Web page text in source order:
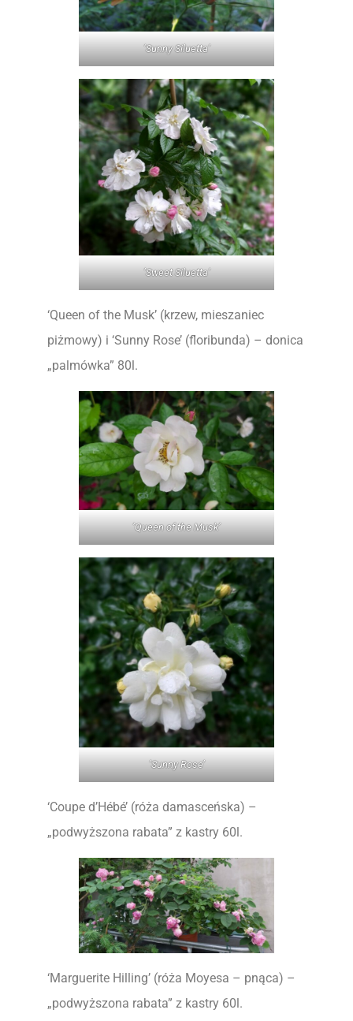
‘Sunny Siluetta’
’Sweet Siluetta’
‘Queen of the Musk’ (krzew, mieszaniec
piżmowy) i ‘Sunny Rose’ (floribunda) – donica
„palmówka” 80l.
’Queen of the Musk’
’Sunny Rose’
‘Coupe d’Hébé’ (róża damasceńska) –
„podwyższona rabata” z kastry 60l.
‘Marguerite Hilling’ (róża Moyesa – pnąca) –
„podwyższona rabata” z kastry 60l.